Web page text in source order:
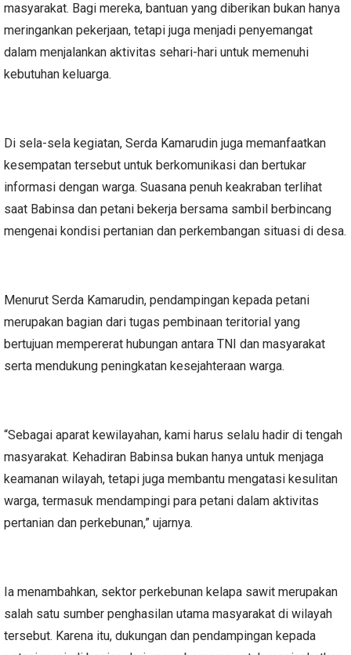
masyarakat. Bagi mereka, bantuan yang diberikan bukan hanya
meringankan pekerjaan, tetapi juga menjadi penyemangat
dalam menjalankan aktivitas sehari-hari untuk memenuhi
kebutuhan keluarga.
Di sela-sela kegiatan, Serda Kamarudin juga memanfaatkan
kesempatan tersebut untuk berkomunikasi dan bertukar
informasi dengan warga. Suasana penuh keakraban terlihat
saat Babinsa dan petani bekerja bersama sambil berbincang
mengenai kondisi pertanian dan perkembangan situasi di desa.
Menurut Serda Kamarudin, pendampingan kepada petani
merupakan bagian dari tugas pembinaan teritorial yang
bertujuan mempererat hubungan antara TNI dan masyarakat
serta mendukung peningkatan kesejahteraan warga.
“Sebagai aparat kewilayahan, kami harus selalu hadir di tengah
masyarakat. Kehadiran Babinsa bukan hanya untuk menjaga
keamanan wilayah, tetapi juga membantu mengatasi kesulitan
warga, termasuk mendampingi para petani dalam aktivitas
pertanian dan perkebunan,” ujarnya.
Ia menambahkan, sektor perkebunan kelapa sawit merupakan
salah satu sumber penghasilan utama masyarakat di wilayah
tersebut. Karena itu, dukungan dan pendampingan kepada